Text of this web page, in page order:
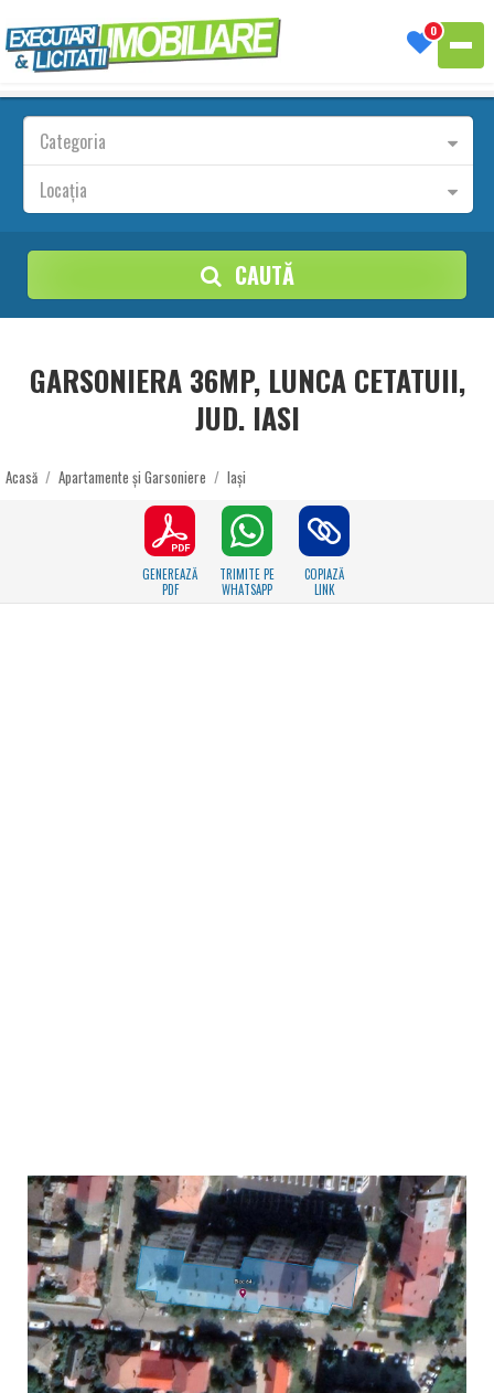
0
Categoria
Locația
CAUTĂ
GARSONIERA 36MP, LUNCA CETATUII,
JUD. IASI
Acasă / Apartamente și Garsoniere / Iași
GENEREAZĂ
PDF
TRIMITE PE
WHATSAPP
COPIAZĂ
LINK